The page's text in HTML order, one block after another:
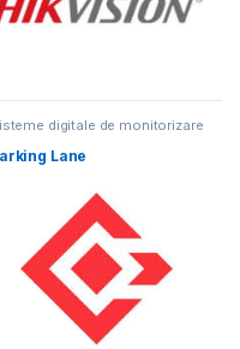
digitale de monitorizare
Lane